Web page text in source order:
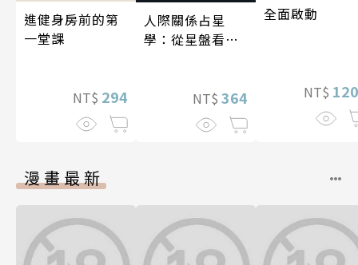
進健身房前的第
一堂課
NT$ 294
人際關係占星
學：從星盤看見
NT$ 364
全面啟動
NT$
漫畫最新